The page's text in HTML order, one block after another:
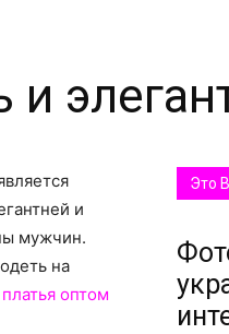
и
мужчин.
на
оптом
Это